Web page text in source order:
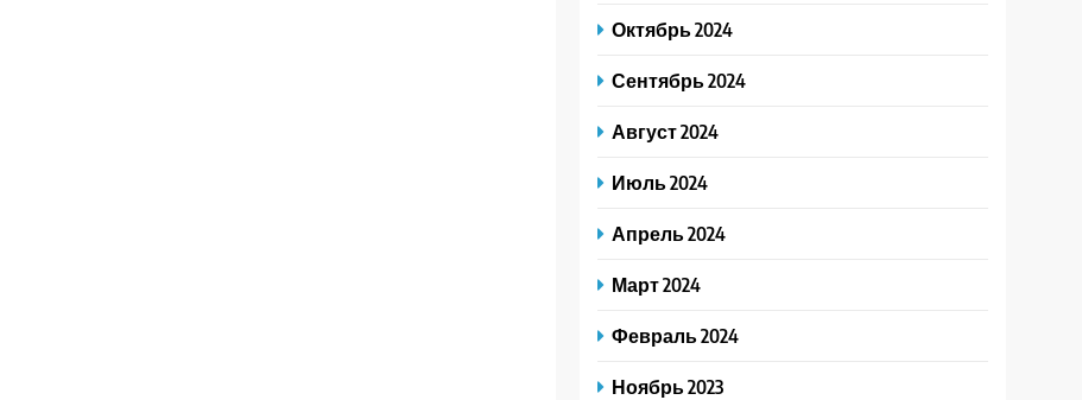
Октябрь 2024
Сентябрь 2024
Август 2024
Июль 2024
Апрель 2024
Март 2024
Февраль 2024
Ноябрь 2023